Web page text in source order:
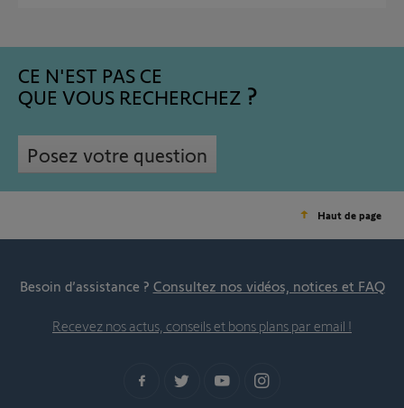
CE N'EST PAS CE
QUE VOUS RECHERCHEZ
Posez votre question
Haut de page
Besoin d’assistance ? Consultez nos vidéos, notices et FAQ
Recevez nos actus, conseils et bons plans par email !